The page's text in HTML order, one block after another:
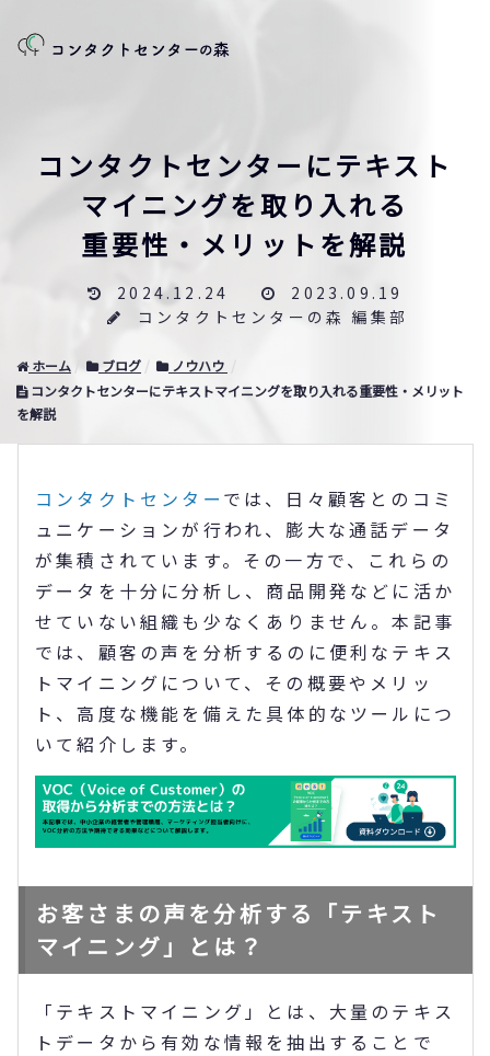
コンタクトセンターにテキスト
マイニングを取り入れる
重要性・メリットを解説
2024.12.24
2023.09.19
コンタクトセンターの森 編集部
ホーム ブログ
ノウハウ
コンタクトセンターにテキストマイニングを取り入れる重要性・メリット
を解説
コンタクトセンター では、日々顧客とのコミ
ュニケーションが行われ、膨大な通話データ
が集積されています。その一方で、これらの
データを十分に分析し、商品開発などに活か
せていない組織も少なくありません。本記事
では、顧客の声を分析するのに便利なテキス
トマイニングについて、その概要やメリッ
ト、高度な機能を備えた具体的なツールにつ
いて紹介します。
お客さまの声を分析する「テキスト
マイニング」とは？
「テキストマイニング」とは、大量のテキス
トデータから有効な情報を抽出することで